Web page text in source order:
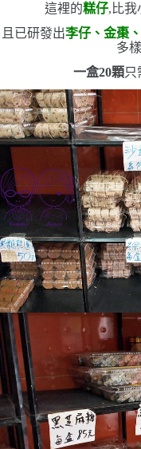
這裡的糕仔,比我
且已研發出李仔、金棗
多
一盒20顆只